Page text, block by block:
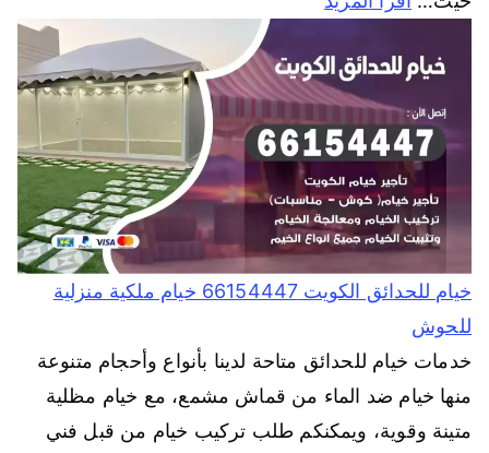
خيام للحدائق الكويت 66154447 خيام ملكية منزلية
للحوش
خدمات خيام للحدائق متاحة لدينا بأنواع وأحجام متنوعة
منها خيام ضد الماء من قماش مشمع، مع خيام مظلية
متينة وقوية، ويمكنكم طلب تركيب خيام من قبل فني